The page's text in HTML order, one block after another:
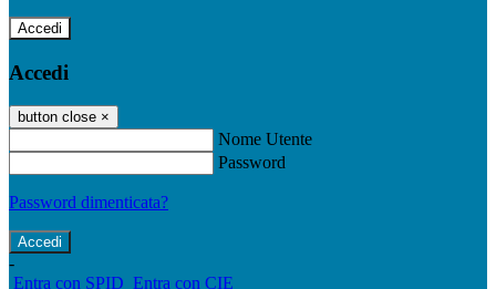
Accedi
Accedi
button close ×
Nome Utente
Password
Password dimenticata?
-
Entra con SPID Entra con CIE